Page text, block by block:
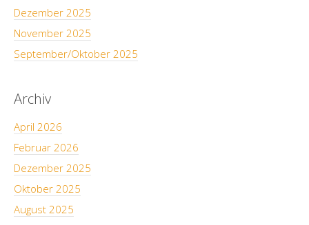
Dezember 2025
November 2025
September/Oktober 2025
Archiv
April 2026
Februar 2026
Dezember 2025
Oktober 2025
August 2025